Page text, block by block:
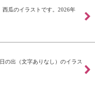
瓜のイラストです。2026年
出（文字ありなし）のイラス